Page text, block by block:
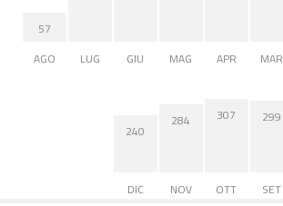
57
AGO
LUG GIU MAG APR MAR
240
DIC
284
NOV
307
OTT
299
SET